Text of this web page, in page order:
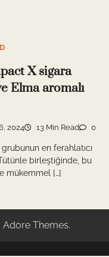
X sigara
Elma aromalı
2024 13 Min Read 0
en ferahlatıcı
birleştiğinde, bu
mükemmel […]
Adore Themes.